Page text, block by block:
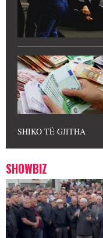
SHIKO TË GJITHA
SHOWBIZ